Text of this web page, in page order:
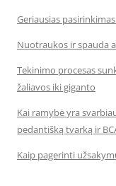
Geriausias
Nuotraukos ir spauda
Tekinimo procesas
žaliavos iki giganto
Kai ramybė yra
pedantišką tvarką ir
Kaip pagerinti